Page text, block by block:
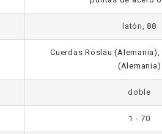
latón, 88
Cuerdas Röslau
(Alemania)
doble
1 - 70